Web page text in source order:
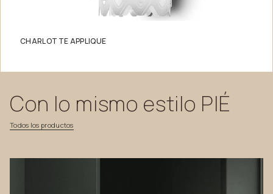
CHARLOTTE APPLIQUE
Todos los productos
Con lo mismo estilo PIÉ